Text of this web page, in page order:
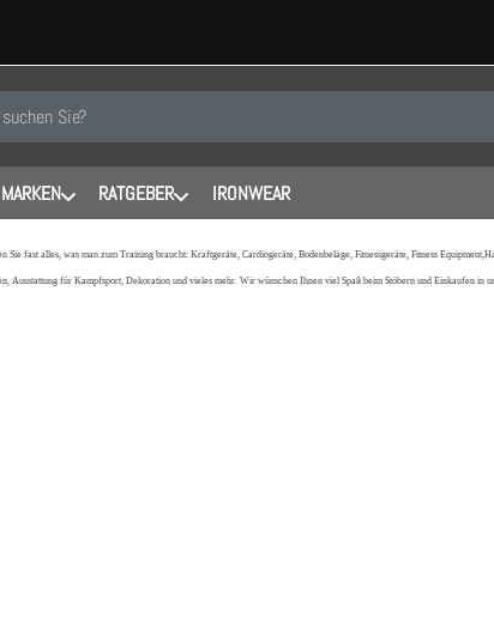
Suchbegriff ein. Während Sie tippen, erscheinen automatisch
MARKEN RATGEBER IRONWEAR
fast alles, was man zum Training braucht: Kraftgeräte, Cardiogeräte, Bodenbeläge, Fitnessgeräte, Fitness
Ausstattung für Kampfsport, Dekoration und vieles mehr. Wir wünschen Ihnen viel Spaß beim Stöbern und Einkaufen in